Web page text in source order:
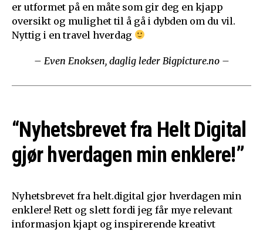
er utformet på en måte som gir deg en kjapp
oversikt og mulighet til å gå i dybden om du vil.
Nyttig i en travel hverdag
– Even Enoksen, daglig leder Bigpicture.no –
“Nyhetsbrevet fra Helt Digital
gjør hverdagen min enklere!”
Nyhetsbrevet fra helt.digital gjør hverdagen min
enklere! Rett og slett fordi jeg får mye relevant
informasjon kjapt og inspirerende kreativt